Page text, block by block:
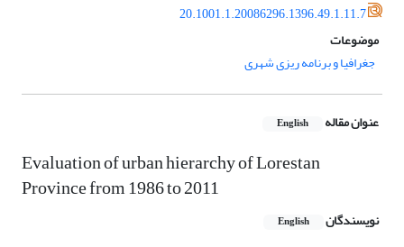
20.1001.1.20086296.1396.49.1.11.7
موضوعات
جغرافیا و برنامه ریزی شهری
عنوان مقاله English
Evaluation of urban hierarchy of Lorestan
Province from 1986 to 2011
نویسندگان English